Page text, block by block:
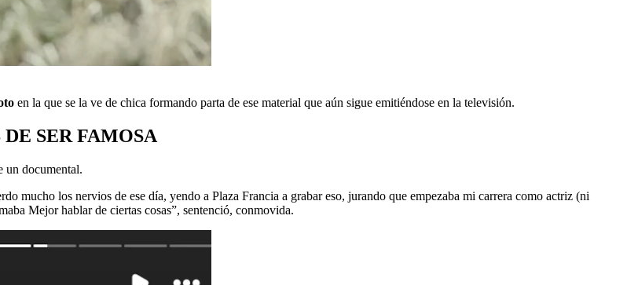
en la que se la ve de chica formando parta de ese material que aún sigue emitiéndose en la televisión.
SER FAMOSA
un documental.
mucho los nervios de ese día, yendo a Plaza Francia a grabar eso, jurando que empezaba mi carrera como actriz (ni
Mejor hablar de ciertas cosas”, sentenció, conmovida.